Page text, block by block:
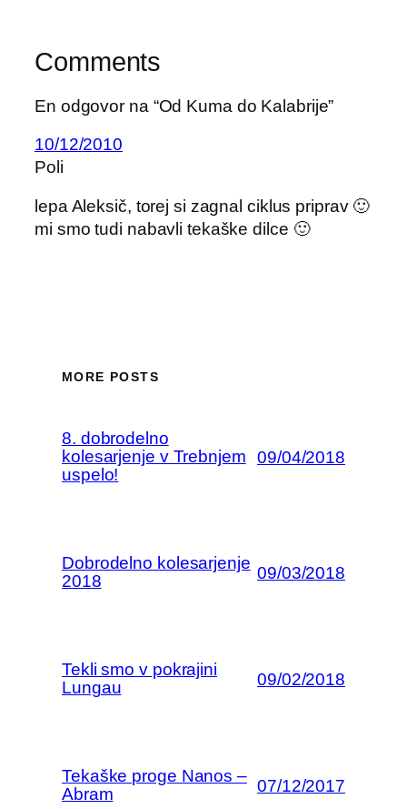
Comments
En odgovor na “Od Kuma do Kalabrije”
10/12/2010
Poli
lepa Aleksič, torej si zagnal ciklus priprav 🙂
mi smo tudi nabavli tekaške dilce 🙂
MORE POSTS
8. dobrodelno
kolesarjenje v Trebnjem
uspelo!
09/04/2018
Dobrodelno kolesarjenje
2018
09/03/2018
Tekli smo v pokrajini
Lungau
09/02/2018
Tekaške proge Nanos –
Abram
07/12/2017